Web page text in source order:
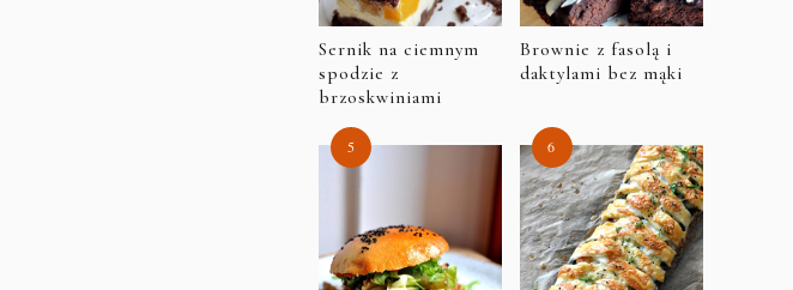
Sernik na ciemnym
spodzie z
brzoskwiniami
Brownie z fasolą i
daktylami bez mąki